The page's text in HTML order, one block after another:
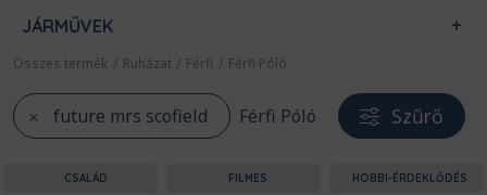
JÁRMŰVEK
Összes termék / Ruházat / Férfi / Férfi Póló
future mrs scofield Férfi Póló Szűrő
CSALÁD FILMES HOBBI-ÉRDEKLŐDÉS